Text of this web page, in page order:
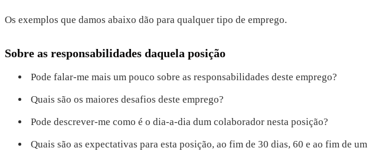
Os exemplos que damos abaixo dão para qualquer tipo de emprego.
Sobre as responsabilidades daquela posição
Pode falar-me mais um pouco sobre as responsabilidades deste emprego?
Quais são os maiores desafios deste emprego?
Pode descrever-me como é o dia-a-dia dum colaborador nesta posição?
Quais são as expectativas para esta posição, ao fim de 30 dias, 60 e ao fim de um